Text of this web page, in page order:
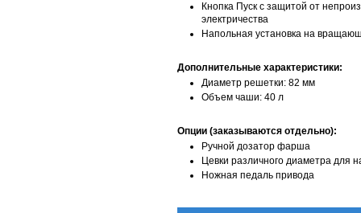
Кнопка Пуск с защитой от
электричества
Напольная установка на
Дополнительные характеристики:
Диаметр решетки: 82 мм
Объем чаши: 40 л
Опции (заказываются отдельно):
Ручной дозатор фарша
Цевки различного диаметра для
Ножная педаль привода